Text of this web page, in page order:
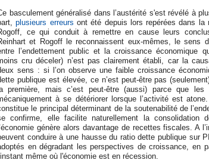
basculement généralisé dans l’austérité s'est révélé à
plusieurs erreurs ont été depuis lors repérées dans la
ce qui conduit à remettre en cause leurs
et Rogoff le reconnaissent eux-mêmes, le sens
l’endettement public et la croissance économique
cru déceler) n’est pas clairement établi, car la
sens : si l’on observe une faible croissance
publique est élevée, ce n’est peut-être pas
première, mais c’est peut-être (aussi) parce que les
à se détériorer lorsque l’activité est
le principal déterminant de la soutenabilité de
confirme, elle facilite naturellement la consolidation
génère alors davantage de recettes fiscales. A
conduire à une hausse du ratio dette publique sur
en dégradant les perspectives de croissance, en
même où l'économie est en récession.